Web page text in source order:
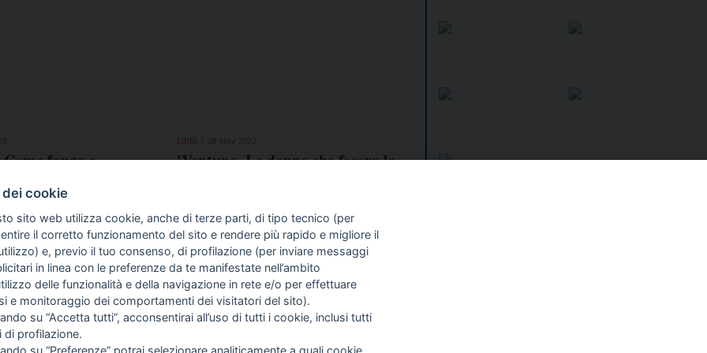
fango e
Paolo Borrometi
Repubblica dei misteri
LIBRI
'Ventuno. Le donne che fecero la
COME TI SENTI?
INTELLIGENZA
dei cookie
sito web utilizza cookie, anche di terze parti, di tipo tecnico (per
il corretto funzionamento del sito e rendere più rapido e migliore il
e, previo il tuo consenso, di profilazione (per inviare messaggi
in linea con le preferenze da te manifestate nell’ambito
delle funzionalità e della navigazione in rete e/o per effettuare
e monitoraggio dei comportamenti dei visitatori del sito).
su “Accetta tutti”, acconsentirai all’uso di tutti i cookie, inclusi tutti
di profilazione.